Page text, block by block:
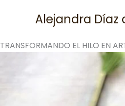
Alejandra Díaz
TRANSFORMANDO EL HILO EN